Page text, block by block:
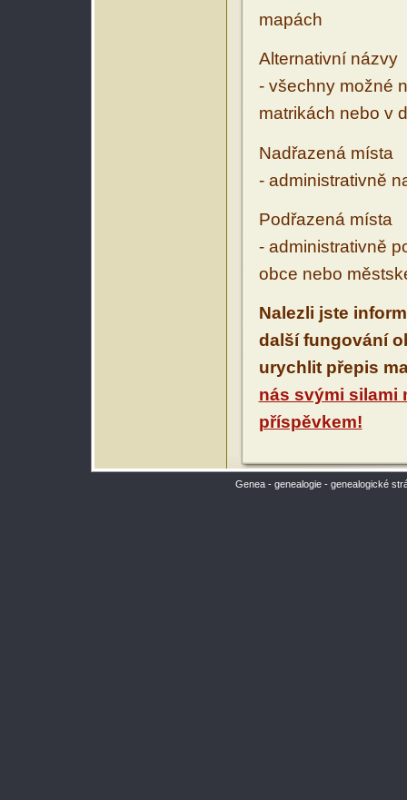
mapách
Alternativní názvy
- všechny možné
matrikách nebo v
Nadřazená místa
- administrativně
Podřazená místa
- administrativně
obce nebo
Nalezli jste
další fungování
urychlit přepis
nás svými silami
příspěvkem!
Genea - genealogie - genealogické